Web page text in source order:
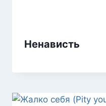
Ненависть